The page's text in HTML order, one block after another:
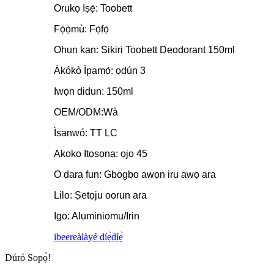
Orukọ Iṣẹ́: Toobett
Fọ́ọ̀mù: Fọ́fọ́
Ohun kan: Sikiri Toobett Deodorant 150ml
Àkókò Ìpamọ́: ọdún 3
Iwọn didun: 150ml
OEM/ODM:Wà
Ìsanwó: TT LC
Akoko Itọsọna: ọjọ 45
O dara fun: Gbogbo awọn iru awọ ara
Lilo: Ṣetọju oorun ara
Igo: Aluminiomu/Irin
ibeereàlàyé díẹ̀díẹ̀
Dúró Sopọ̀!